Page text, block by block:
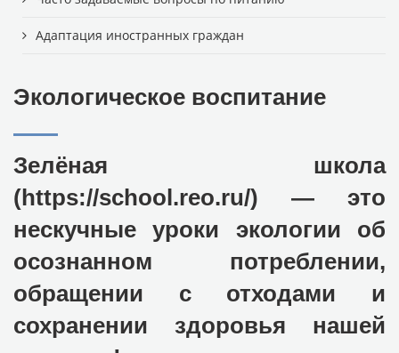
Адаптация иностранных граждан
Экологическое воспитание
Зелёная школа
(https://school.reo.ru/) — это
нескучные уроки экологии об
осознанном потреблении,
обращении с отходами и
сохранении здоровья нашей